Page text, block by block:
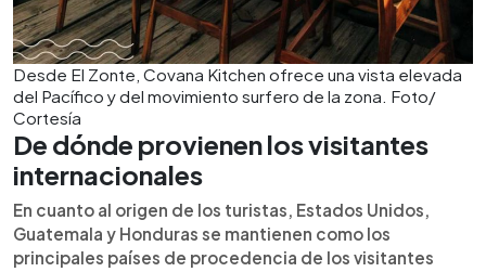
Desde El Zonte, Covana Kitchen ofrece una vista elevada
del Pacífico y del movimiento surfero de la zona. Foto/
Cortesía
De dónde provienen los visitantes
internacionales
En cuanto al origen de los turistas, Estados Unidos,
Guatemala y Honduras se mantienen como los
principales países de procedencia de los visitantes